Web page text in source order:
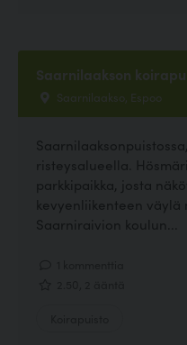
Saarnilaakson
Saarnilaakso, Espoo
risteysalueella.
parkkipaikka, josta
kevyenliikenteen
Saarniraivion koulun...